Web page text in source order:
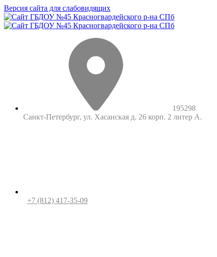
Версия сайта для слабовидящих
195298
Санкт-Петербург, ул. Хасанская д. 26 корп. 2 литер А.
+7 (812) 417-35-09